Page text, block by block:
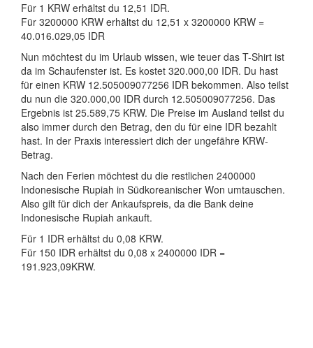
Für 1 KRW erhältst du 12,51 IDR.
Für 3200000 KRW erhältst du 12,51 x 3200000 KRW =
40.016.029,05 IDR
Nun möchtest du im Urlaub wissen, wie teuer das T-Shirt ist
da im Schaufenster ist. Es kostet 320.000,00 IDR. Du hast
für einen KRW 12.505009077256 IDR bekommen. Also teilst
du nun die 320.000,00 IDR durch 12.505009077256. Das
Ergebnis ist 25.589,75 KRW. Die Preise im Ausland teilst du
also immer durch den Betrag, den du für eine IDR bezahlt
hast. In der Praxis interessiert dich der ungefähre KRW-
Betrag.
Nach den Ferien möchtest du die restlichen 2400000
Indonesische Rupiah in Südkoreanischer Won umtauschen.
Also gilt für dich der Ankaufspreis, da die Bank deine
Indonesische Rupiah ankauft.
Für 1 IDR erhältst du 0,08 KRW.
Für 150 IDR erhältst du 0,08 x 2400000 IDR =
191.923,09KRW.